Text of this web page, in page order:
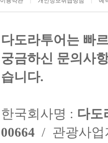
다도라투어는 빠
궁금하신 문의사
습니다.
한국회사명 : 다도
00664 / 관광사